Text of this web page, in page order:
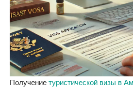
Получение туристической визы в